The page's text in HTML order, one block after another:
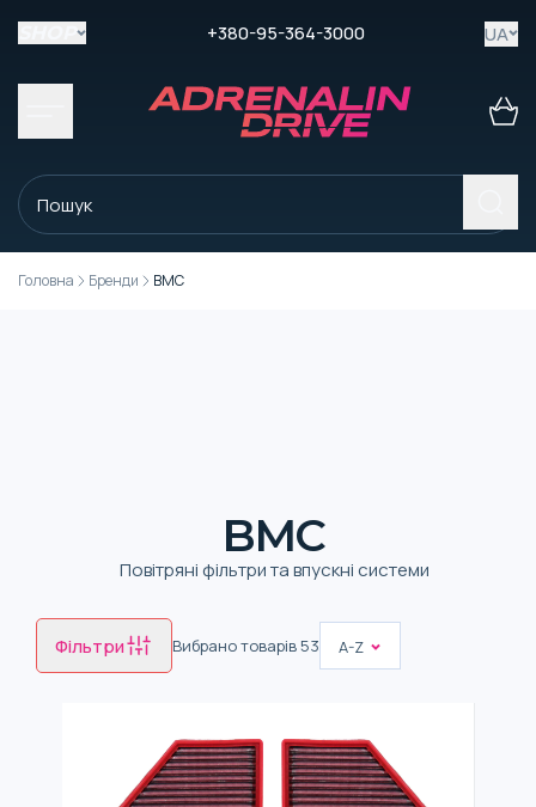
+380-95-364-3000 UA
Головна Бренди BMC
BMC
Повітряні фільтри та впускні системи
Фільтри Вибрано товарів53 A-Z